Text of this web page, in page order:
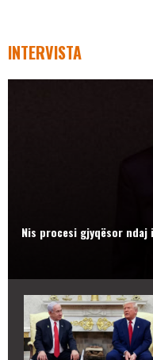
INTERVISTA
Nis procesi gjyqësor ndaj